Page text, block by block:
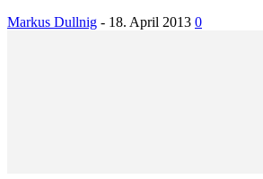
Markus Dullnig - 18. April 2013 0